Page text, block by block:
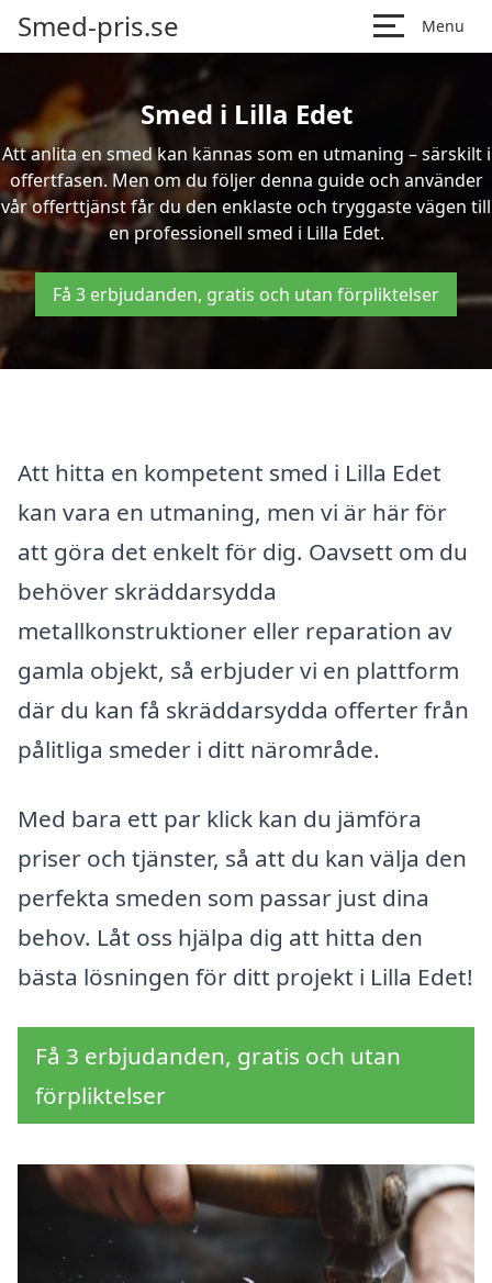
Smed-pris.se Menu
Smed i Lilla Edet
Att anlita en smed kan kännas som en utmaning – särskilt i
offertfasen. Men om du följer denna guide och använder
vår offerttjänst får du den enklaste och tryggaste vägen till
en professionell smed i Lilla Edet.
Få 3 erbjudanden, gratis och utan förpliktelser
Att hitta en kompetent smed i Lilla Edet
kan vara en utmaning, men vi är här för
att göra det enkelt för dig. Oavsett om du
behöver skräddarsydda
metallkonstruktioner eller reparation av
gamla objekt, så erbjuder vi en plattform
där du kan få skräddarsydda offerter från
pålitliga smeder i ditt närområde.
Med bara ett par klick kan du jämföra
priser och tjänster, så att du kan välja den
perfekta smeden som passar just dina
behov. Låt oss hjälpa dig att hitta den
bästa lösningen för ditt projekt i Lilla Edet!
Få 3 erbjudanden, gratis och utan
förpliktelser